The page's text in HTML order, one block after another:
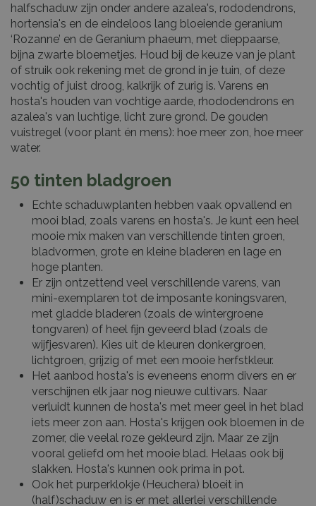
halfschaduw zijn onder andere azalea's, rododendrons,
hortensia's en de eindeloos lang bloeiende geranium
‘Rozanne’ en de Geranium phaeum, met dieppaarse,
bijna zwarte bloemetjes. Houd bij de keuze van je plant
of struik ook rekening met de grond in je tuin, of deze
vochtig of juist droog, kalkrijk of zurig is. Varens en
hosta's houden van vochtige aarde, rhododendrons en
azalea's van luchtige, licht zure grond. De gouden
vuistregel (voor plant én mens): hoe meer zon, hoe meer
water.
50 tinten bladgroen
Echte schaduwplanten hebben vaak opvallend en
mooi blad, zoals varens en hosta's. Je kunt een heel
mooie mix maken van verschillende tinten groen,
bladvormen, grote en kleine bladeren en lage en
hoge planten.
Er zijn ontzettend veel verschillende varens, van
mini-exemplaren tot de imposante koningsvaren,
met gladde bladeren (zoals de wintergroene
tongvaren) of heel fijn geveerd blad (zoals de
wijfjesvaren). Kies uit de kleuren donkergroen,
lichtgroen, grijzig of met een mooie herfstkleur.
Het aanbod hosta's is eveneens enorm divers en er
verschijnen elk jaar nog nieuwe cultivars. Naar
verluidt kunnen de hosta's met meer geel in het blad
iets meer zon aan. Hosta's krijgen ook bloemen in de
zomer, die veelal roze gekleurd zijn. Maar ze zijn
vooral geliefd om het mooie blad. Helaas ook bij
slakken. Hosta's kunnen ook prima in pot.
Ook het purperklokje (Heuchera) bloeit in
(half)schaduw en is er met allerlei verschillende